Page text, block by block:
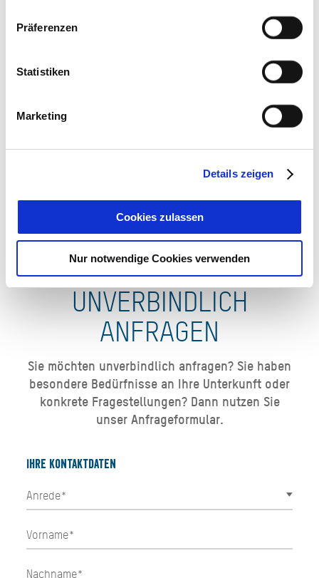
Präferenzen
Statistiken
Marketing
Details zeigen
Cookies zulassen
Nur notwendige Cookies verwenden
Ambiente Janine
UNVERBINDLICH
ANFRAGEN
Sie möchten unverbindlich anfragen? Sie haben
besondere Bedürfnisse an Ihre Unterkunft oder
konkrete Fragestellungen? Dann nutzen Sie
unser Anfrageformular.
Ihre Kontaktdaten